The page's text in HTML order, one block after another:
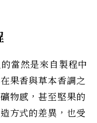
當然是來自製程中
果香與草本香調之
物感，甚至堅果的
方式的差異，也受